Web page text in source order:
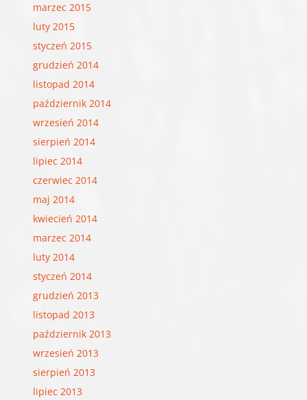
marzec 2015
luty 2015
styczeń 2015
grudzień 2014
listopad 2014
październik 2014
wrzesień 2014
sierpień 2014
lipiec 2014
czerwiec 2014
maj 2014
kwiecień 2014
marzec 2014
luty 2014
styczeń 2014
grudzień 2013
listopad 2013
październik 2013
wrzesień 2013
sierpień 2013
lipiec 2013